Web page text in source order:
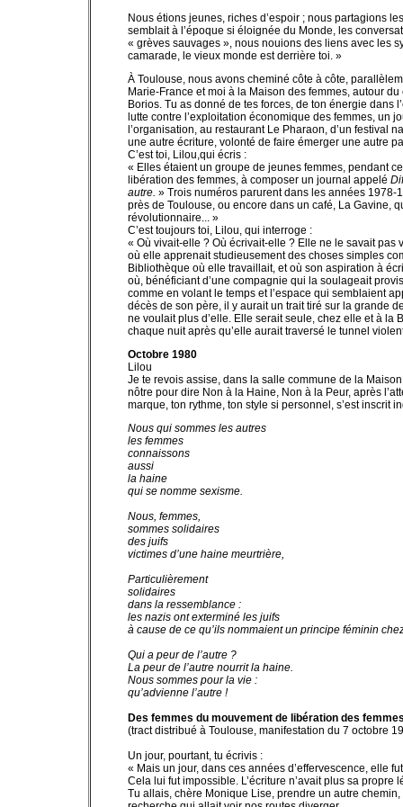
Nous étions jeunes, riches d’espoir ; nous partagions
semblait à l’époque si éloignée du Monde, les
« grèves sauvages », nous nouions des liens avec les
camarade, le vieux monde est derrière toi. »
À Toulouse, nous avons cheminé côte à côte,
Marie-France et moi à la Maison des femmes, autour
Borios. Tu as donné de tes forces, de ton énergie dans
lutte contre l’exploitation économique des femmes, un
l’organisation, au restaurant Le Pharaon, d’un festival
une autre écriture, volonté de faire émerger une autre
C’est toi, Lilou,qui écris :
« Elles étaient un groupe de jeunes femmes, pendant
libération des femmes, à composer un journal appelé
autre. » Trois numéros parurent dans les années
près de Toulouse, ou encore dans un café, La Gavine,
révolutionnaire... »
C’est toujours toi, Lilou, qui interroge :
« Où vivait-elle ? Où écrivait-elle ? Elle ne le savait
où elle apprenait studieusement des choses simples
Bibliothèque où elle travaillait, et où son aspiration à
où, bénéficiant d’une compagnie qui la soulageait
comme en volant le temps et l’espace qui semblaient
décès de son père, il y aurait un trait tiré sur la grande
ne voulait plus d’elle. Elle serait seule, chez elle et à
chaque nuit après qu’elle aurait traversé le tunnel
Octobre 1980
Lilou
Je te revois assise, dans la salle commune de la
nôtre pour dire Non à la Haine, Non à la Peur, après
marque, ton rythme, ton style si personnel, s’est inscrit
Nous qui sommes les autres
les femmes
connaissons
aussi
la haine
qui se nomme sexisme.
Nous, femmes,
sommes solidaires
des juifs
victimes d’une haine meurtrière,
Particulièrement
solidaires
dans la ressemblance :
les nazis ont exterminé les juifs
à cause de ce qu’ils nommaient un principe féminin
Qui a peur de l’autre ?
La peur de l’autre nourrit la haine.
Nous sommes pour la vie :
qu’advienne l’autre !
Des femmes du mouvement de libération des
(tract distribué à Toulouse, manifestation du 7 octobre
Un jour, pourtant, tu écrivis :
« Mais un jour, dans ces années d’effervescence, elle
Cela lui fut impossible. L’écriture n’avait plus sa
Tu allais, chère Monique Lise, prendre un autre